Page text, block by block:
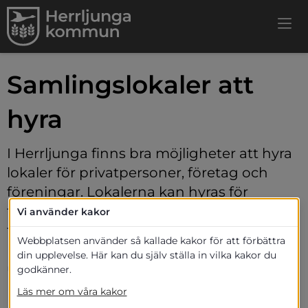
Samlingslokaler att
hyra
I Herrljunga finns bra möjligheter att hyra
lokaler för privatpersoner, företag och
föreningar. Lokalerna kan hyras för
födelsedagskalas, evenemang,
företagsfester, bröllop, kalas, mm.
kontakta respektive förening för
uthyrning.
Vi använder kakor
Webbplatsen använder så kallade kakor för att förbättra
din upplevelse. Här kan du själv ställa in vilka kakor du
godkänner.
Läs mer om våra kakor